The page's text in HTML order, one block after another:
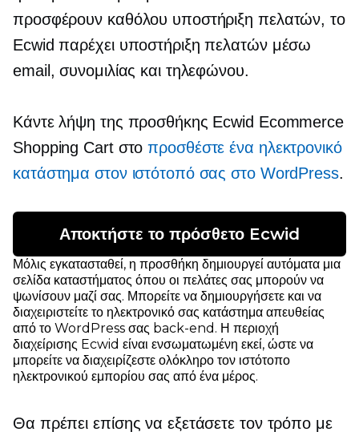
προσφέρουν καθόλου υποστήριξη πελατών, το
Ecwid παρέχει υποστήριξη πελατών μέσω
email, συνομιλίας και τηλεφώνου.
Κάντε λήψη της προσθήκης Ecwid Ecommerce
Shopping Cart στοπροσθέστε ένα ηλεκτρονικό
κατάστημα στον ιστότοπό σας στο WordPress.
Αποκτήστε το πρόσθετο Ecwid
Μόλις εγκατασταθεί, η προσθήκη δημιουργεί αυτόματα μια
σελίδα καταστήματος όπου οι πελάτες σας μπορούν να
ψωνίσουν μαζί σας. Μπορείτε να δημιουργήσετε και να
διαχειριστείτε το ηλεκτρονικό σας κατάστημα απευθείας
από το WordPress σας back-end. Η περιοχή
διαχείρισης Ecwid είναι ενσωματωμένη εκεί, ώστε να
μπορείτε να διαχειρίζεστε ολόκληρο τον ιστότοπο
ηλεκτρονικού εμπορίου σας από ένα μέρος.
Θα πρέπει επίσης να εξετάσετε τον τρόπο με